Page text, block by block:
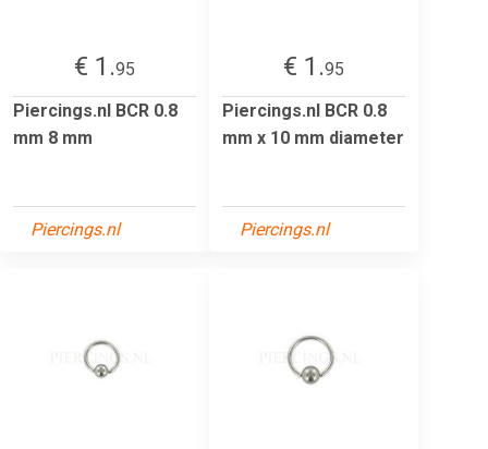
€ 1.95
Piercings.nl BCR 0.8
mm 8 mm
Piercings.nl
€ 1.95
Piercings.nl BCR 0.8
mm x 10 mm diameter
Piercings.nl